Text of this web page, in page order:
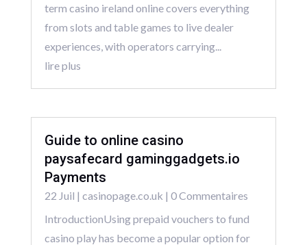
term casino ireland online covers everything
from slots and table games to live dealer
experiences, with operators carrying...
lire plus
Guide to online casino
paysafecard gaminggadgets.io
Payments
22 Juil | casinopage.co.uk | 0 Commentaires
IntroductionUsing prepaid vouchers to fund
casino play has become a popular option for